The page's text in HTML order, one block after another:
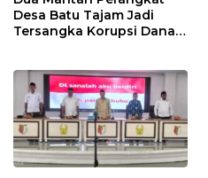
Desa Batu Tajam Jadi
Tersangka Korupsi Dana